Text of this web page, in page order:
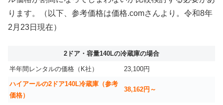
ります。（以下、参考価格は価格.comさんより。令和8年
2月23日現在）
2ドア・容量140Lの冷蔵庫の場合
半年間レンタルの価格（K社）
23,100円
ハイアールの2ドア140L冷蔵庫（参考
価格）
38,162円～